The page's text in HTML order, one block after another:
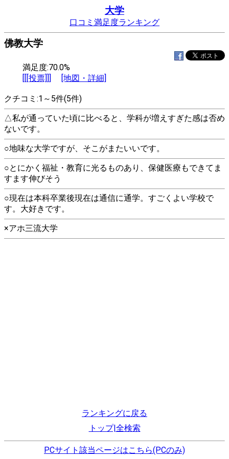
大学
口コミ満足度ランキング
佛教大学
満足度:70.0%
[[[投票]]]
[地図・詳細]
クチコミ:1～5件(5件)
△私が通っていた頃に比べると、学科が増えすぎた感は否め
ないです。
○地味な大学ですが、そこがまたいいです。
○とにかく福祉・教育に光るものあり、保健医療もできてま
すます伸びそう
○現在は本科卒業後現在は通信に通学。すごくよい学校で
す。大好きです。
×アホ三流大学
ランキングに戻る
トップ|全検索
PCサイト該当ページはこちら(PCのみ)